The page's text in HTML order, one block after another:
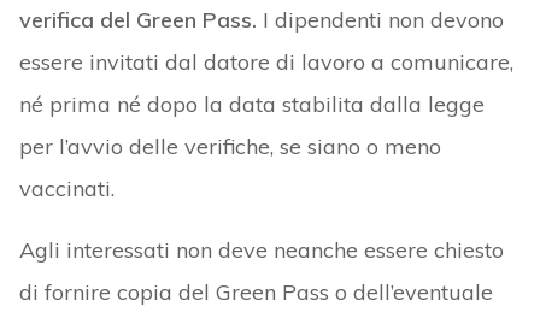
verifica del Green Pass. I dipendenti non devono
essere invitati dal datore di lavoro a comunicare,
né prima né dopo la data stabilita dalla legge
per l’avvio delle verifiche, se siano o meno
vaccinati.
Agli interessati non deve neanche essere chiesto
di fornire copia del Green Pass o dell’eventuale